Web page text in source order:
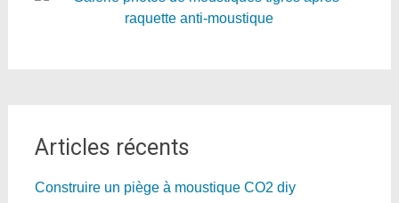
Articles récents
Construire un piège à moustique CO2 diy